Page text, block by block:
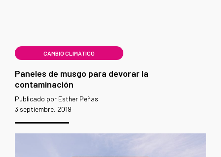
CAMBIO CLIMÁTICO
Paneles de musgo para devorar la
contaminación
Publicado por Esther Peñas
3 septiembre, 2019